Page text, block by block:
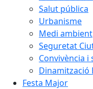
Salut pública
Urbanisme
Medi ambient
Seguretat
Convivència
Dinamització
Festa Major